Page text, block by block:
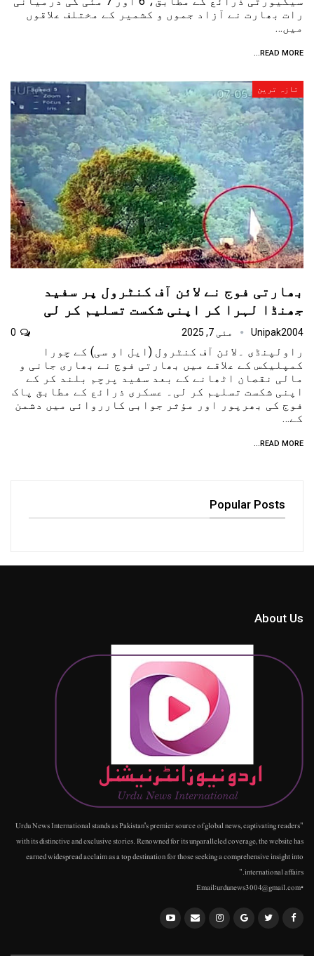
رات بھارت نے آزاد جموں و کشمیر کے مختلف علاقوں
میں…
READ MORE...
تازہ ترین
بھارتی فوج نے لائن آف کنٹرول پر سفید
جھنڈا لہرا کر اپنی شکست تسلیم کر لی
Unipak2004 مئی 7, 2025
راولپنڈی ۔لائن آف کنٹرول (ایل او سی) کے چورا
کمپلیکس کے علاقے میں بھارتی فوج نے بھاری جانی و
مالی نقصان اٹھانے کے بعد سفید پرچم بلند کر کے
اپنی شکست تسلیم کر لی۔ عسکری ذرائع کے مطابق پاک
فوج کی بھرپور اور مؤثر جوابی کارروائی میں دشمن
کے…
READ MORE...
Popular Posts
About Us
"Urdu News International stands as Pakistan's premier source of global news, captivating readers
with its distinctive and exclusive stories. Renowned for its unparalleled coverage, the website has
earned widespread acclaim as a top destination for those seeking a comprehensive insight into
international affairs."
•Email:urdunews3004@gmail.com